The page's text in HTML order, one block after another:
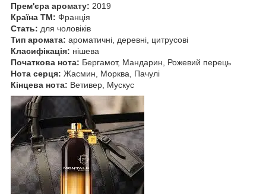
Прем'єра аромату: 2019
Країна ТМ: Франція
Стать: для чоловіків
Тип аромата: ароматичні, деревні, цитрусові
Класифікація: нішева
Початкова нота: Бергамот, Мандарин, Рожевий перець
Нота серця: Жасмин, Морква, Пачулі
Кінцева нота: Ветивер, Мускус